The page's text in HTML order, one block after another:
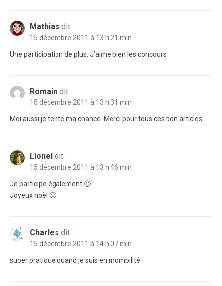
Mathias dit :
15 décembre 2011 à 13 h 21 min
Une participation de plus. J’aime bien les concours.
Romain dit :
15 décembre 2011 à 13 h 31 min
Moi aussi je tente ma chance. Merci pour tous ces bon articles
Lionel dit :
15 décembre 2011 à 13 h 46 min
Je participe également 🙂
Joyeux noël 🙂
Charles dit :
15 décembre 2011 à 14 h 07 min
super pratique quand je suis en mombilité